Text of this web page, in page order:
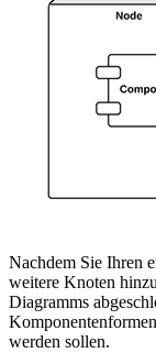
Nachdem Sie Ihren
weitere Knoten
Diagramms
werden sollen.